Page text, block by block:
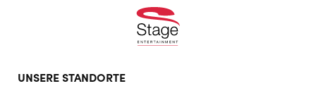
UNSERE STANDORTE